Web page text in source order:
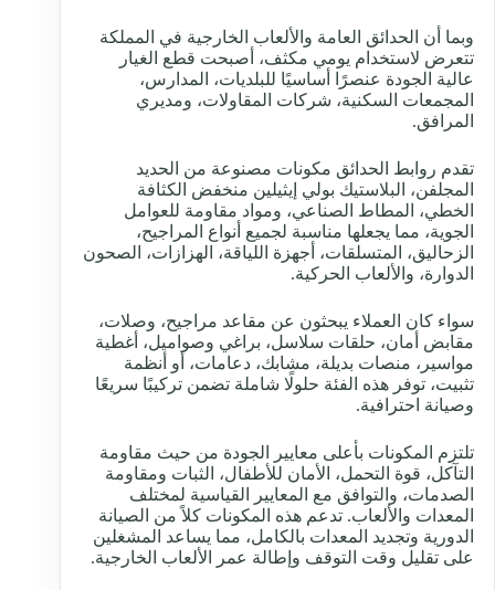
وبما أن الحدائق العامة والألعاب الخارجية في المملكة
تتعرض لاستخدام يومي مكثف، أصبحت قطع الغيار
عالية الجودة عنصرًا أساسيًا للبلديات، المدارس،
المجمعات السكنية، شركات المقاولات، ومديري
المرافق.
تقدم روابط الحدائق مكونات مصنوعة من الحديد
المجلفن، البلاستيك بولي إيثيلين منخفض الكثافة
الخطي، المطاط الصناعي، ومواد مقاومة للعوامل
الجوية، مما يجعلها مناسبة لجميع أنواع المراجيح،
الزحاليق، المتسلقات، أجهزة اللياقة، الهزازات، الصحون
الدوارة، والألعاب الحركية.
سواء كان العملاء يبحثون عن مقاعد مراجيح، وصلات،
مقابض أمان، حلقات سلاسل، براغي وصواميل، أغطية
مواسير، منصات بديلة، مشابك، دعامات، أو أنظمة
تثبيت، توفر هذه الفئة حلولًا شاملة تضمن تركيبًا سريعًا
وصيانة احترافية.
تلتزم المكونات بأعلى معايير الجودة من حيث مقاومة
التآكل، قوة التحمل، الأمان للأطفال، الثبات ومقاومة
الصدمات، والتوافق مع المعايير القياسية لمختلف
المعدات والألعاب. تدعم هذه المكونات كلاً من الصيانة
الدورية وتجديد المعدات بالكامل، مما يساعد المشغلين
على تقليل وقت التوقف وإطالة عمر الألعاب الخارجية.